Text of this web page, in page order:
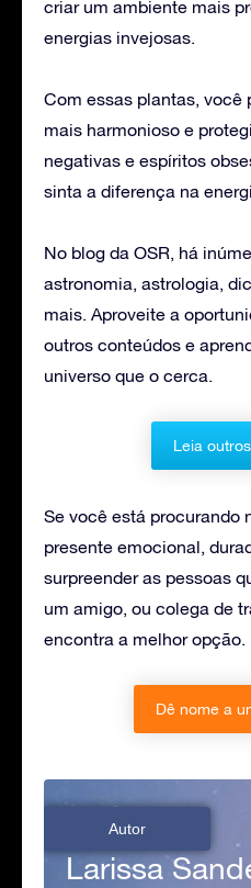
criar um ambiente mais
energias invejosas.
Com essas plantas, você
mais harmonioso e
negativas e espíritos
sinta a diferença na
No blog da OSR, há
astronomia, astrologia,
mais. Aproveite a
outros conteúdos e
universo que o cerca.
Leia
Se você está procurando
presente emocional,
surpreender as pessoas
um amigo, ou colega de
encontra a melhor opção.
Dê nome a
Autor
Larissa